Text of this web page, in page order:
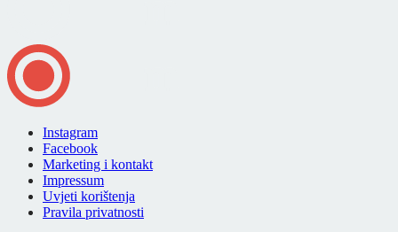
Instagram
Facebook
Marketing i kontakt
Impressum
Uvjeti korištenja
Pravila privatnosti